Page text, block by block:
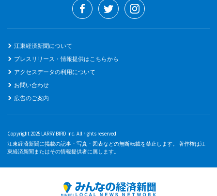
江東経済新聞について
プレスリリース・情報提供はこちらから
アクセスデータの利用について
お問い合わせ
広告のご案内
Copyright 2025 LARRY BIRD Inc. All rights reserved.
江東経済新聞に掲載の記事・写真・図表などの無断転載を禁止します。 著作権は江
東経済新聞またはその情報提供者に属します。